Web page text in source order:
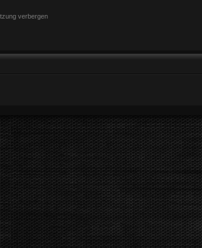
verbergen